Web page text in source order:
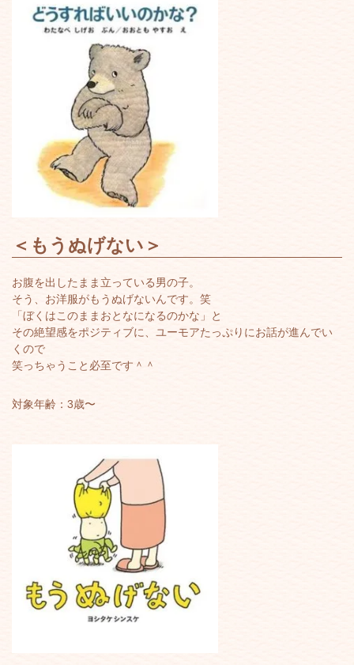
＜ もうぬげない ＞
お腹を出したまま立っている男の子。
そう、お洋服がもうぬげないんです。笑
「ぼくはこのままおとなになるのかな」と
その絶望感をポジティブに、ユーモアたっぷりにお話が進んでい
くので
笑っちゃうこと必至です＾＾
対象年齢：3歳〜